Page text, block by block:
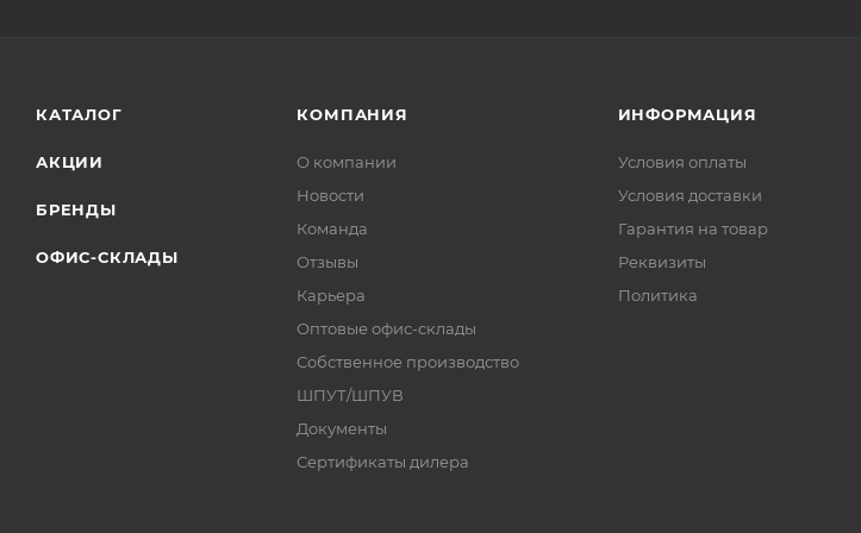
КАТАЛОГ
АКЦИИ
БРЕНДЫ
ОФИС-СКЛАДЫ
КОМПАНИЯ
О компании
Новости
Команда
Отзывы
Карьера
Оптовые офис-склады
Собственное производство
ШПУТ/ШПУВ
Документы
Сертификаты дилера
ИНФОРМАЦИЯ
Условия оплаты
Условия доставки
Гарантия на товар
Реквизиты
Политика